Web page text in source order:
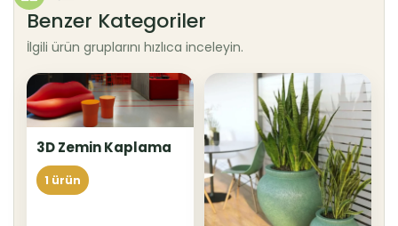
Benzer Kategoriler
İlgili ürün gruplarını hızlıca inceleyin.
3D Zemin Kaplama
1 ürün